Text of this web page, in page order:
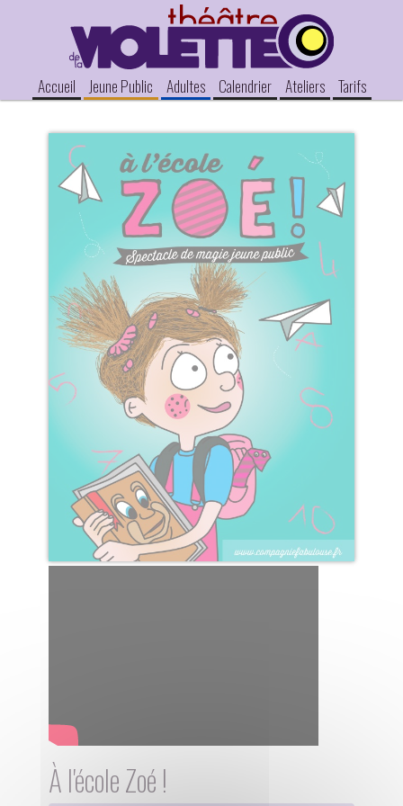
Accueil Jeune Public Adultes Calendrier Ateliers Tarifs
À l'école Zoé !